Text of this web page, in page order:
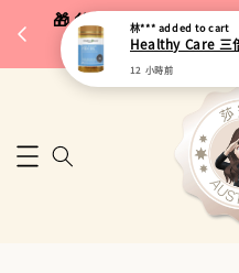
🎁 父親節限定｜全館96
$5,000
林*** added to cart
Healthy Care 三
12 小時前